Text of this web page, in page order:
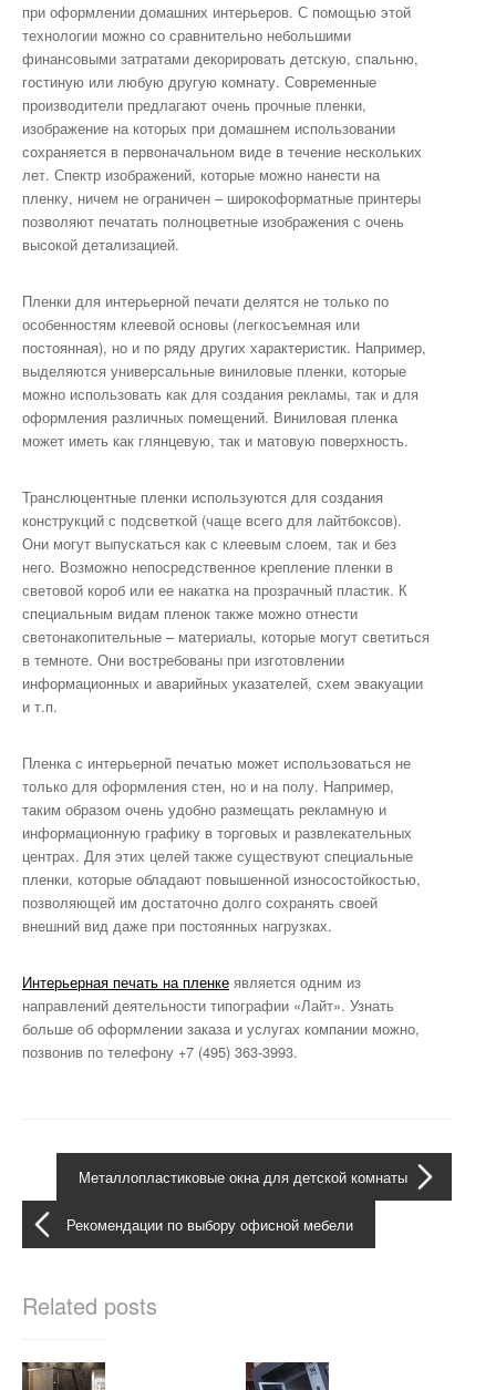
при оформлении домашних интерьеров. С помощью этой
технологии можно со сравнительно небольшими
финансовыми затратами декорировать детскую, спальню,
гостиную или любую другую комнату. Современные
производители предлагают очень прочные пленки,
изображение на которых при домашнем использовании
сохраняется в первоначальном виде в течение нескольких
лет. Спектр изображений, которые можно нанести на
пленку, ничем не ограничен – широкоформатные принтеры
позволяют печатать полноцветные изображения с очень
высокой детализацией.
Пленки для интерьерной печати делятся не только по
особенностям клеевой основы (легкосъемная или
постоянная), но и по ряду других характеристик. Например,
выделяются универсальные виниловые пленки, которые
можно использовать как для создания рекламы, так и для
оформления различных помещений. Виниловая пленка
может иметь как глянцевую, так и матовую поверхность.
Транслюцентные пленки используются для создания
конструкций с подсветкой (чаще всего для лайтбоксов).
Они могут выпускаться как с клеевым слоем, так и без
него. Возможно непосредственное крепление пленки в
световой короб или ее накатка на прозрачный пластик. К
специальным видам пленок также можно отнести
светонакопительные – материалы, которые могут светиться
в темноте. Они востребованы при изготовлении
информационных и аварийных указателей, схем эвакуации
и т.п.
Пленка с интерьерной печатью может использоваться не
только для оформления стен, но и на полу. Например,
таким образом очень удобно размещать рекламную и
информационную графику в торговых и развлекательных
центрах. Для этих целей также существуют специальные
пленки, которые обладают повышенной износостойкостью,
позволяющей им достаточно долго сохранять своей
внешний вид даже при постоянных нагрузках.
Интерьерная печать на пленке является одним из
направлений деятельности типографии «Лайт». Узнать
больше об оформлении заказа и услугах компании можно,
позвонив по телефону +7 (495) 363-3993.
Металлопластиковые окна для детской комнаты
Рекомендации по выбору офисной мебели
Related posts